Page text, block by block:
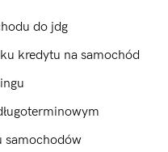
do jdg
kredytu na samochód
samochodów